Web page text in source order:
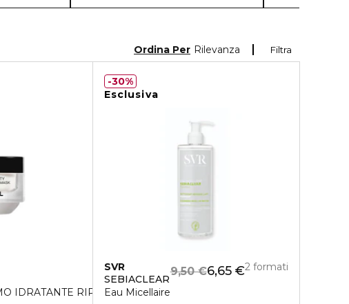
Filtra
Ordina Per Rilevanza
IDRATANTE RIPARATRICE
Esclusiva
SVR
SEBIACLEAR
Eau Micellaire
6,65 €
9,50 € 2 formati
30%